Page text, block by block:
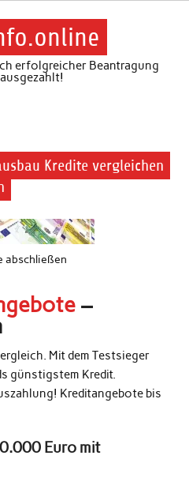
erfolgreicher Beantragung
Kredite vergleichen
abschließen
–
Mit dem Testsieger
günstigstem Kredit.
Kreditangebote bis
Euro mit